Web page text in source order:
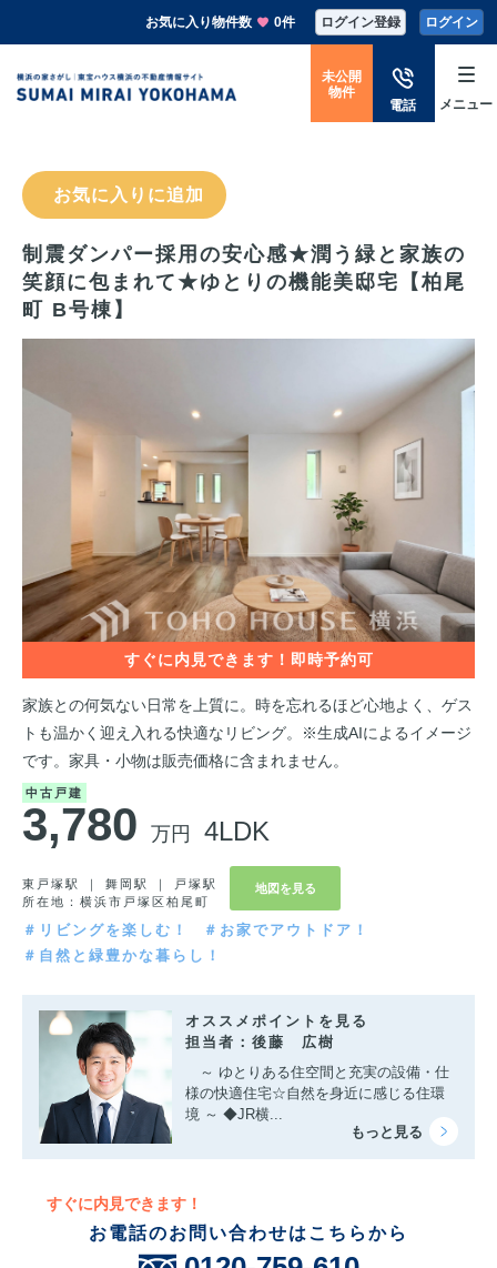
お気に入り物件数 0件 ログイン登録 ログイン
電話
未公開
物件
メニュー
お気に入りに追加
制震ダンパー採用の安心感★潤う緑と家族の
笑顔に包まれて★ゆとりの機能美邸宅【柏尾
町 B号棟】
家族との何気ない日常を上質に。時を忘れるほど心地よく、ゲス
トも温かく迎え入れる快適なリビング。※生成AIによるイメージ
です。家具・小物は販売価格に含まれません。
中古戸建
3,780 万円 4LDK
東戸塚駅 ｜ 舞岡駅 ｜ 戸塚駅
所在地：横浜市戸塚区柏尾町
地図を見る
＃リビングを楽しむ！
＃お家でアウトドア！
＃自然と緑豊かな暮らし！
オススメポイントを見る
担当者：後藤 広樹
～ ゆとりある住空間と充実の設備・仕
様の快適住宅☆自然を身近に感じる住環
境 ～ ◆JR横...
すぐに内見できます！
お電話のお問い合わせはこちらから